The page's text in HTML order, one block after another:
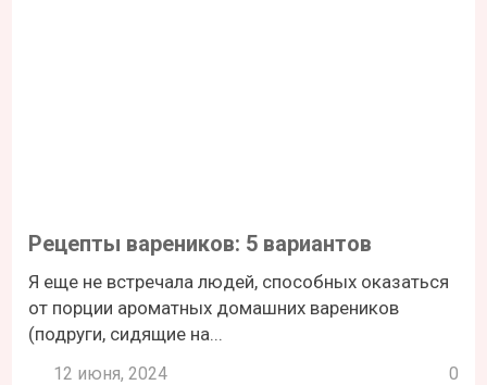
Рецепты вареников: 5 вариантов
Я еще не встречала людей, способных оказаться
от порции ароматных домашних вареников
(подруги, сидящие на...
12 июня, 2024 0